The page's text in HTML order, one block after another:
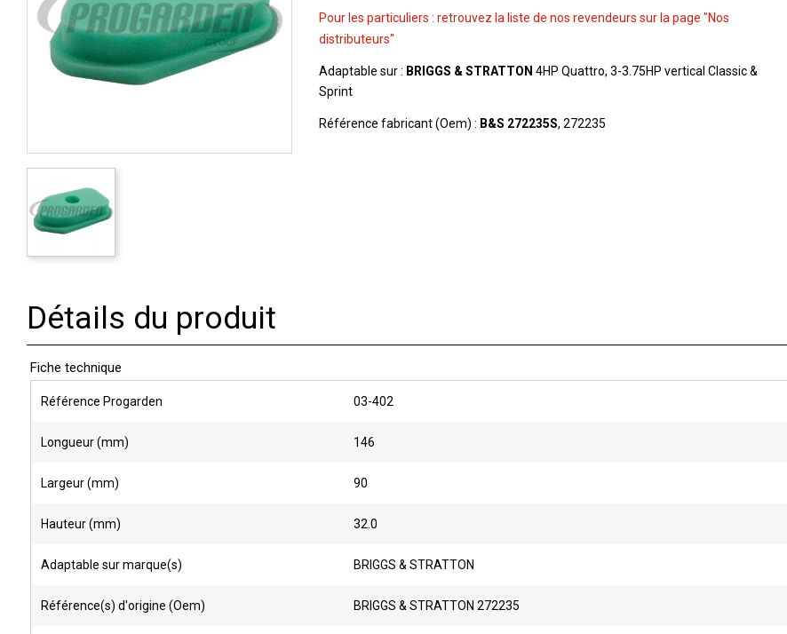
Pour les particuliers : retrouvez la liste de nos revendeurs sur la page "Nos
distributeurs"
Adaptable sur : BRIGGS & STRATTON 4HP Quattro, 3-3.75HP vertical Classic &
Sprint
Référence fabricant (Oem) : B&S 272235S, 272235
Détails du produit
Fiche technique
Référence Progarden 03-402
Longueur (mm) 146
Largeur (mm) 90
Hauteur (mm) 32.0
Adaptable sur marque(s) BRIGGS & STRATTON
Référence(s) d'origine (Oem) BRIGGS & STRATTON 272235